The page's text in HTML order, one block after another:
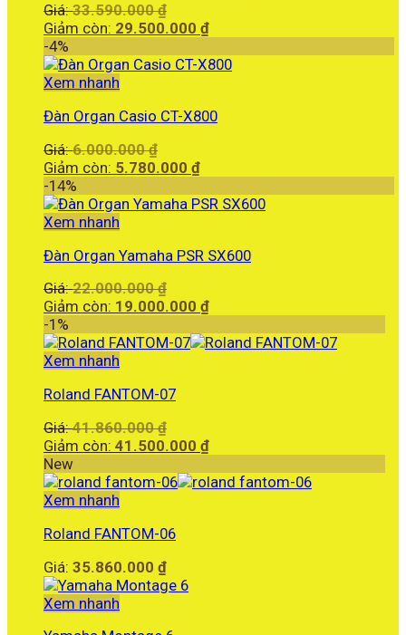
Giá:33.590.000₫
gốc
33.590.000 ₫.
Giảm còn: 29.500.000 ₫Giá
tại
-4%
Xem nhanh
Đàn Organ Casio CT-X800
Giá:6.000.000₫
gốc
6.000.000 ₫.
Giảm còn: 5.780.000 ₫Giá
tại
-14%
Xem nhanh
Đàn Organ Yamaha PSR SX600
Giá:22.000.000₫
gốc
22.000.000 ₫.
Giảm còn: 19.000.000 ₫Giá
tại
-1%
Xem nhanh
Roland FANTOM-07
Giá:41.860.000₫
gốc
41.860.000 ₫.
Giảm còn: 41.500.000 ₫Giá
tại
New
Xem nhanh
Roland FANTOM-06
Giá: 35.860.000 ₫
Xem nhanh